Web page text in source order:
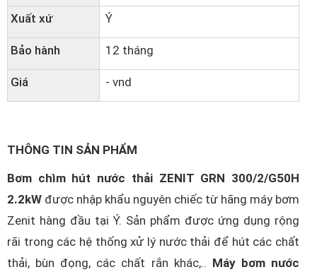
Xuất xứ Ý
Bảo hành 12 tháng
Giá - vnd
THÔNG TIN SẢN PHẨM
Bơm chìm hút nước thải ZENIT GRN 300/2/G50H
2.2kW được nhập khẩu nguyên chiếc từ hãng máy bơm
Zenit hàng đầu tại Ý. Sản phẩm được ứng dụng rộng
rãi trong các hệ thống xử lý nước thải để hút các chất
thải, bùn đọng, các chất rắn khác,.. Máy bơm nước